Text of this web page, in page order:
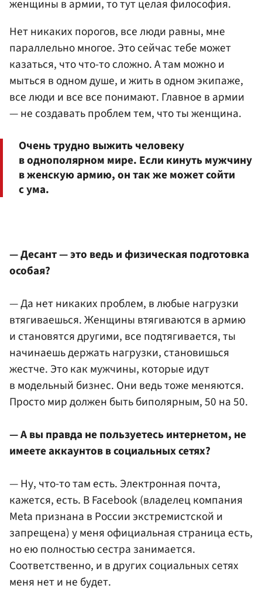
женщины в армии, то тут целая философия.
Нет никаких порогов, все люди равны, мне
параллельно многое. Это сейчас тебе может
казаться, что что-то сложно. А там можно и
мыться в одном душе, и жить в одном экипаже,
все люди и все все понимают. Главное в армии
— не создавать проблем тем, что ты женщина.
Очень трудно выжить человеку
в однополярном мире. Если кинуть мужчину
в женскую армию, он так же может сойти
с ума.
— Десант — это ведь и физическая подготовка
особая?
— Да нет никаких проблем, в любые нагрузки
втягиваешься. Женщины втягиваются в армию
и становятся другими, все подтягивается, ты
начинаешь держать нагрузки, становишься
жестче. Это как мужчины, которые идут
в модельный бизнес. Они ведь тоже меняются.
Просто мир должен быть биполярным, 50 на 50.
— А вы правда не пользуетесь интернетом, не
имеете аккаунтов в социальных сетях?
— Ну, что-то там есть. Электронная почта,
кажется, есть. В Facebook (владелец компания
Meta признана в России экстремистской и
запрещена) у меня официальная страница есть,
но ею полностью сестра занимается.
Соответственно, и в других социальных сетях
меня нет и не будет.